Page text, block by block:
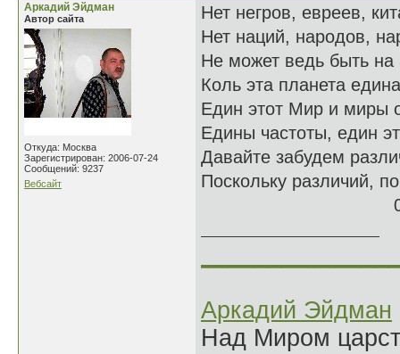
Аркадий Эйдман
Автор сайта
Откуда: Москва
Зарегистрирован: 2006-07-24
Сообщений: 9237
Вебсайт
Нет негров, евреев,
Нет наций, народов,
Не может ведь быть
Коль эта планета
Един этот Мир и миры
Едины частоты, един
Давайте забудем
Поскольку различий,
Аркадий Эйдман
Над Миром